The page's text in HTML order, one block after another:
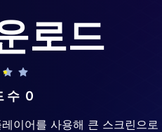
로드
수 0
이어를 사용해 큰 스크린으